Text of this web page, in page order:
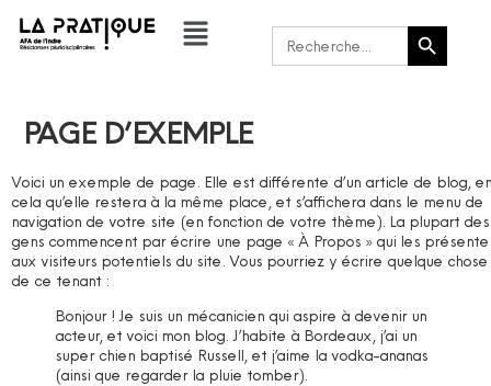
Rechercher : Bouton de recherche
PAGE D’EXEMPLE
Voici un exemple de page. Elle est différente d’un article de blog, en
cela qu’elle restera à la même place, et s’affichera dans le menu de
navigation de votre site (en fonction de votre thème). La plupart des
gens commencent par écrire une page « À Propos » qui les présente
aux visiteurs potentiels du site. Vous pourriez y écrire quelque chose
de ce tenant :
Bonjour ! Je suis un mécanicien qui aspire à devenir un
acteur, et voici mon blog. J’habite à Bordeaux, j’ai un
super chien baptisé Russell, et j’aime la vodka-ananas
(ainsi que regarder la pluie tomber).